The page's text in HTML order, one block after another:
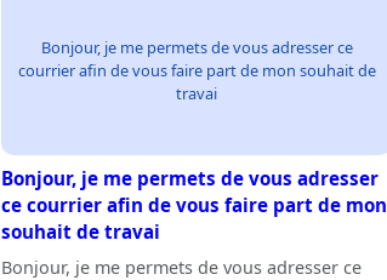
Bonjour, je me permets de vous adresser ce
courrier afin de vous faire part de mon souhait de
travai
Bonjour, je me permets de vous adresser
ce courrier afin de vous faire part de mon
souhait de travai
Bonjour, je me permets de vous adresser ce